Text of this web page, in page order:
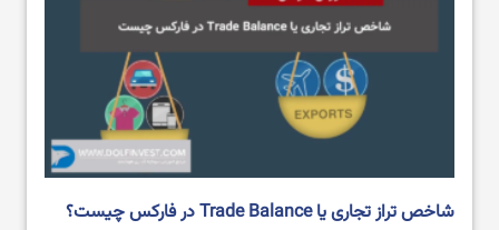
شاخص تراز تجاری یا Trade Balance در فارکس چیست؟